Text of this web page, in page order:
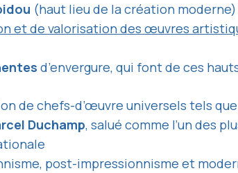
(haut lieu de la création moderne)
et de valorisation des œuvres
d’envergure, qui font de ces
de chefs-d’œuvre universels tels que
Duchamp, salué comme l’un des
post-impressionnisme et